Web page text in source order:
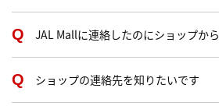
JAL Mallに連絡したのにショップか
ショップの連絡先を知りたいです